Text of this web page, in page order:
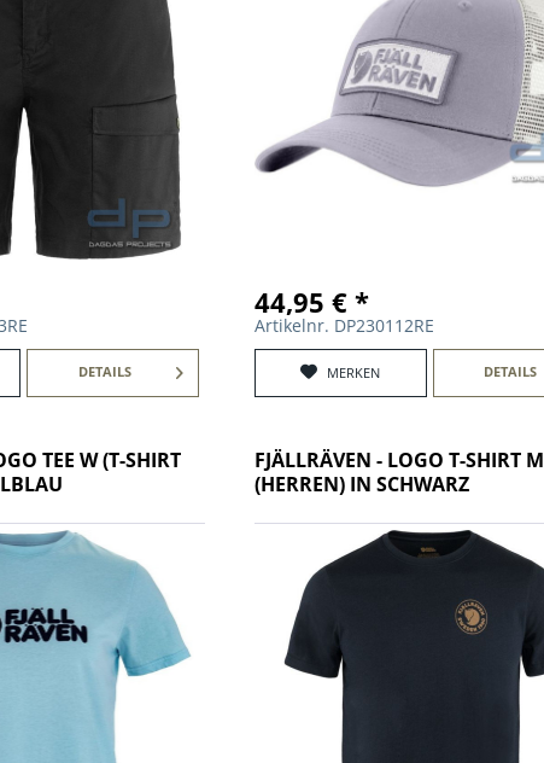
DETAILS
44,95 € *
Artikelnr. DP230112RE
MERKEN DETAILS
TEE W (T-SHIRT
FJÄLLRÄVEN - LOGO T-SHIRT M
(HERREN) IN SCHWARZ